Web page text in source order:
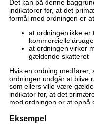
Det kan på denne
indikatorer for, at det
formål med ordningen er
at ordningen ikke er
kommercielle
at ordningen virker
gældende skatteret
Hvis en ordning medfører,
ordningen undgår at blive
som ellers ville være
indikator for, at det
med ordningen er at opnå
Eksempel